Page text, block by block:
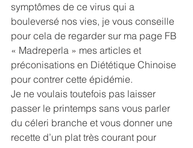
symptômes de ce virus qui a
bouleversé nos vies, je vous conseille
pour cela de regarder sur ma page FB
« Madreperla » mes articles et
préconisations en Diététique Chinoise
pour contrer cette épidémie.
Je ne voulais toutefois pas laisser
passer le printemps sans vous parler
du céleri branche et vous donner une
recette d’un plat très courant pour